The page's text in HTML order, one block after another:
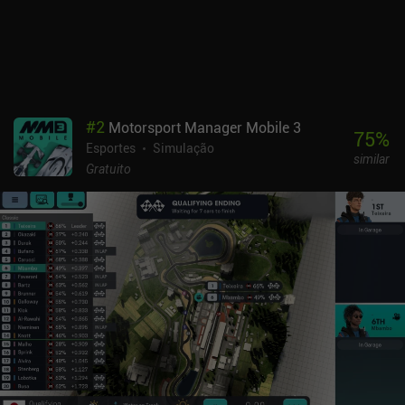
relação a esse jogo. Embora a falta de conteúdo no jogo básico
tenha me desanimado, vale a pena experimentar para os fãs de
skate mais exigentes que estejam dispostos a gastar um pouco
para aproveitar ao máximo o jogo.
#2 Motorsport Manager Mobile 3
Esportes
Simulação
Gratuito
75%
similar